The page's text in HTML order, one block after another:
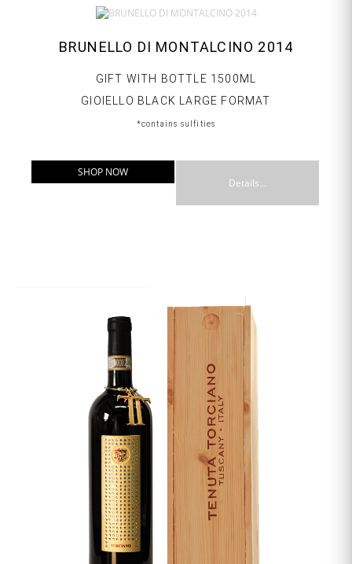
BRUNELLO DI MONTALCINO 2014
GIFT WITH BOTTLE 1500ML
GIOIELLO BLACK LARGE FORMAT
*contains sulfities
SHOP NOW
Details...